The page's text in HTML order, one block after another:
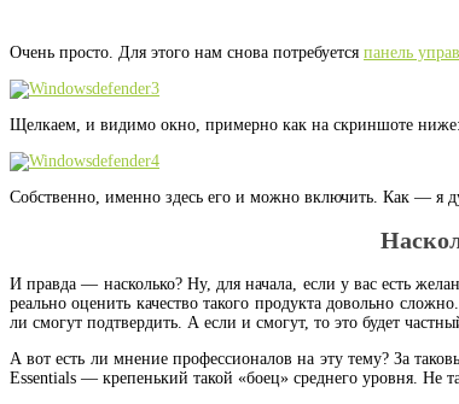
Очень просто. Для этого нам снова потребуется панель
Щелкаем, и видимо окно, примерно как на скриншоте ниже:
Собственно, именно здесь его и можно включить. Как — я
И правда — насколько? Ну, для начала, если у вас есть
реально оценить качество такого продукта довольно
ли смогут подтвердить. А если и смогут, то это будет
А вот есть ли мнение профессионалов на эту тему? За
Essentials — крепенький такой «боец» среднего уровня. Не